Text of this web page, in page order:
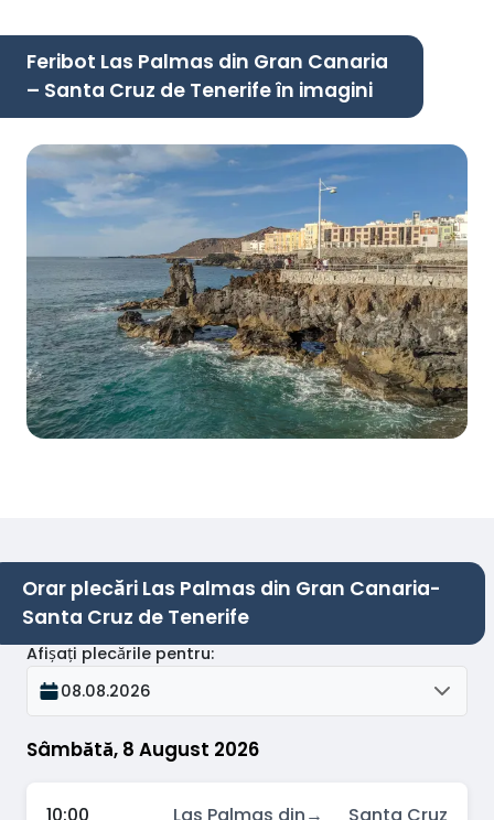
Feribot Las Palmas din Gran Canaria
– Santa Cruz de Tenerife în imagini
Orar plecări Las Palmas din Gran Canaria-
Santa Cruz de Tenerife
Sâmbătă, 8 August 2026
Afișați plecările pentru:
08.08.2026